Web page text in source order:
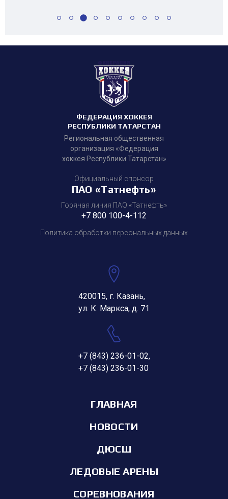
ФЕДЕРАЦИЯ ХОККЕЯ
РЕСПУБЛИКИ ТАТАРСТАН
Региональная общественная
организация «Федерация
хоккея Республики Татарстан»
Официальный спонсор
ПАО «Татнефть»
Горячая линия ПАО «Татнефть»
+7 800 100-4-112
Политика обработки персональных данных
420015, г. Казань,
ул. К. Маркса, д. 71
+7 (843) 236-01-02,
+7 (843) 236-01-30
ГЛАВНАЯ
НОВОСТИ
ДЮСШ
ЛЕДОВЫЕ АРЕНЫ
СОРЕВНОВАНИЯ